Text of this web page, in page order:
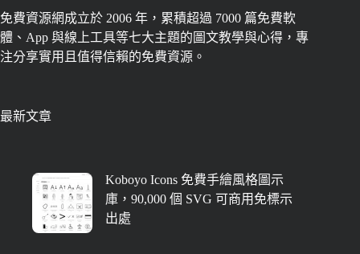
免費資源網成立於 2006 年，累積超過 7000 篇免費軟
體、App 與線上工具等七大主題的圖文教學與心得，專
注分享實用且值得信賴的免費資源。
最新文章
Koboyo Icons 免費手繪風格圖示
庫，90,000 個 SVG 可商用免標示
出處